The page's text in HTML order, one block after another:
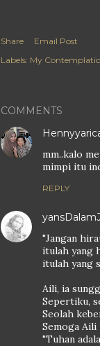
Share
Email Post
Labels: My
COMMENTS
mm..kalo
mimpi itu
REPLY
"Jangan
itulah yang
itulah yang
Aili, ia
Sepertiku,
Seolah
Semoga
"Tuhan